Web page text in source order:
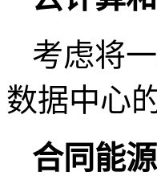
考虑将
数据中心
合同能